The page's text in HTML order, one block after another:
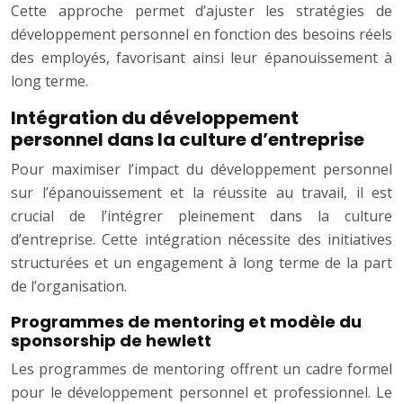
Cette approche permet d’ajuster les stratégies de
développement personnel en fonction des besoins réels
des employés, favorisant ainsi leur épanouissement à
long terme.
Intégration du développement
personnel dans la culture d’entreprise
Pour maximiser l’impact du développement personnel
sur l’épanouissement et la réussite au travail, il est
crucial de l’intégrer pleinement dans la culture
d’entreprise. Cette intégration nécessite des initiatives
structurées et un engagement à long terme de la part
de l’organisation.
Programmes de mentoring et modèle du
sponsorship de hewlett
Les programmes de mentoring offrent un cadre formel
pour le développement personnel et professionnel. Le